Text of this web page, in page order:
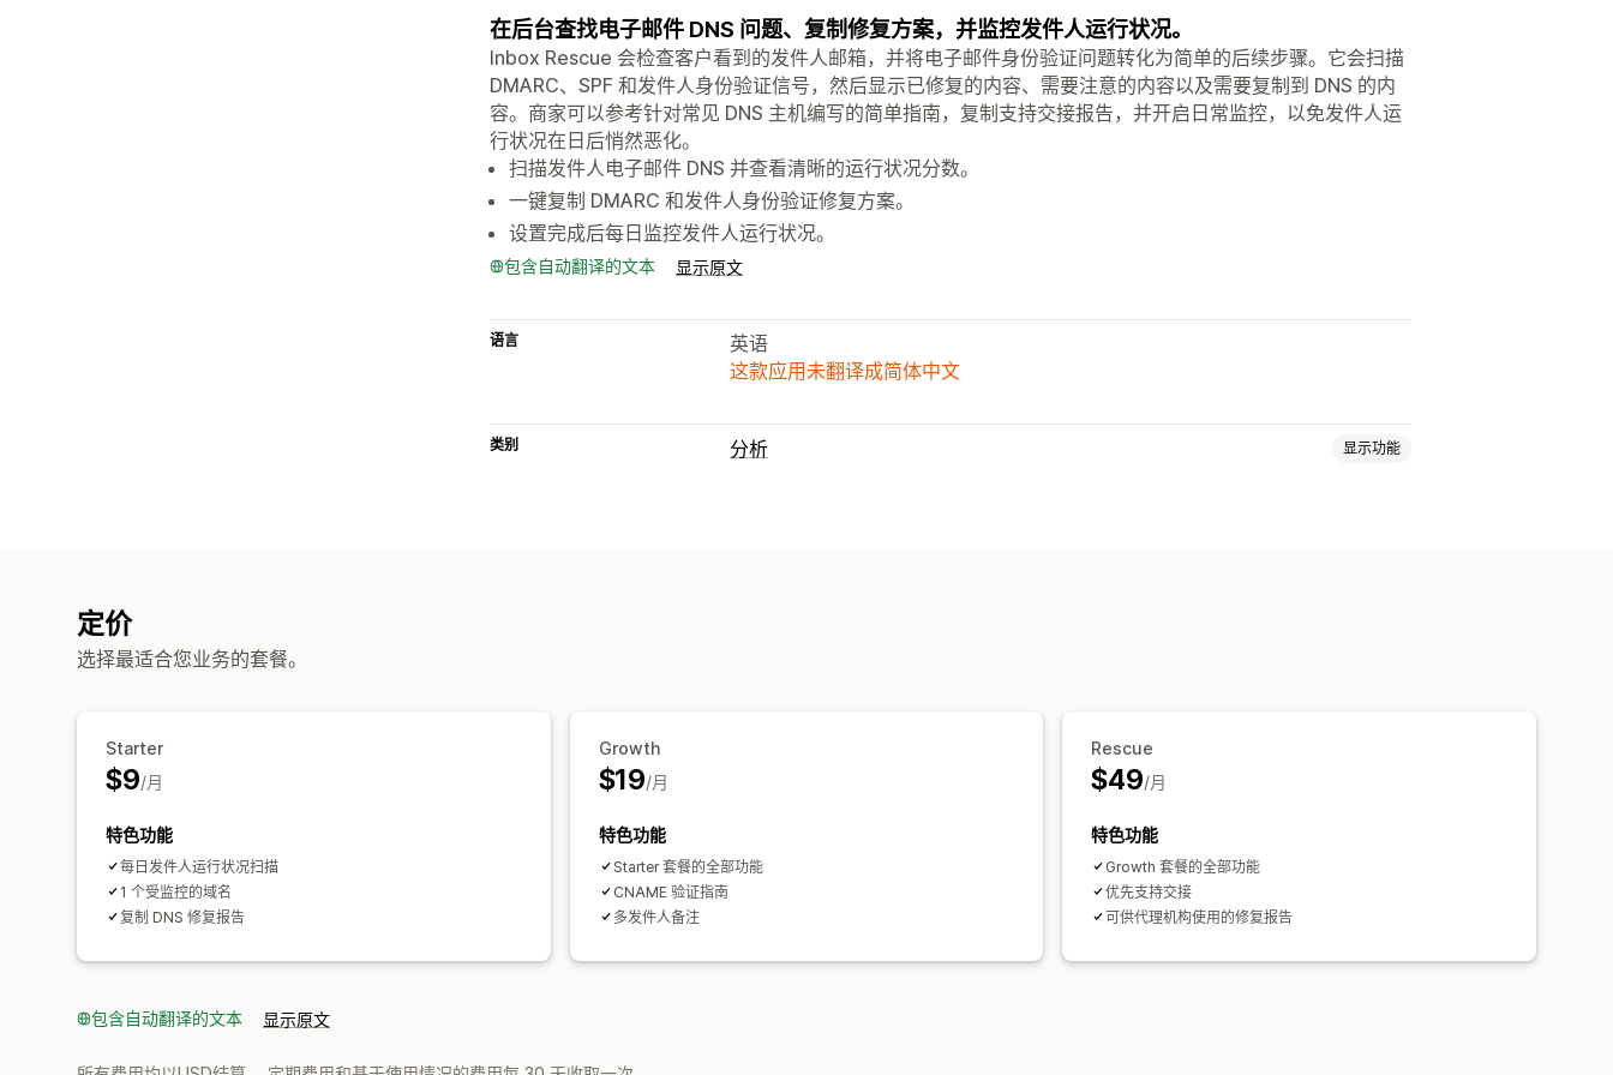
在后台查找电子邮件 DNS 问题、复制修复方案，并监控发件人运行状况。
Inbox Rescue 会检查客户看到的发件人邮箱，并将电子邮件身份验证问题转化为简单的后续步骤。它会扫描
DMARC、SPF 和发件人身份验证信号，然后显示已修复的内容、需要注意的内容以及需要复制到 DNS 的内
容。商家可以参考针对常见 DNS 主机编写的简单指南，复制支持交接报告，并开启日常监控，以免发件人运
行状况在日后悄然恶化。
扫描发件人电子邮件 DNS 并查看清晰的运行状况分数。
一键复制 DMARC 和发件人身份验证修复方案。
设置完成后每日监控发件人运行状况。
包含自动翻译的文本 显示原文
语言
英语
这款应用未翻译成简体中文
类别 分析 显示功能
定价
选择最适合您业务的套餐。
Starter
$9/月
特色功能
每日发件人运行状况扫描
1 个受监控的域名
复制 DNS 修复报告
Growth
$19/月
特色功能
Starter 套餐的全部功能
CNAME 验证指南
多发件人备注
Rescue
$49/月
特色功能
Growth 套餐的全部功能
优先支持交接
可供代理机构使用的修复报告
包含自动翻译的文本 显示原文